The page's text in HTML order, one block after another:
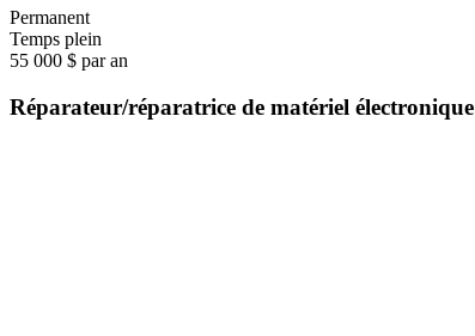
Permanent
Temps plein
55 000 $ par an
Réparateur/réparatrice de matériel électronique